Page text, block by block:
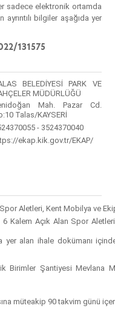
sadece elektronik ortamda
ayrıntılı bilgiler aşağıda yer
131575
BELEDİYESİ PARK VE
MÜDÜRLÜĞÜ
Mah. Pazar Cd.
Talas/KAYSERİ
- 3524370040
ekap.kik.gov.tr/EKAP/
Aletleri, Kent Mobilya ve
6 Kalem Açık Alan Spor
yer alan ihale dokümanı
Birimler Şantiyesi Mevlana
müteakip 90 takvim günü